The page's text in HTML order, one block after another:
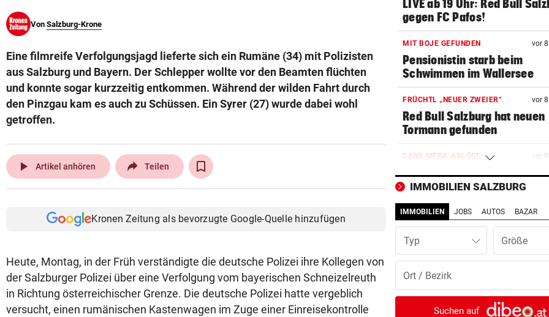
© Krone Multimedia GmbH & Co KG 2026
Von Salzburg-Krone
Eine filmreife Verfolgungsjagd lieferte sich ein Rumäne (34) mit Polizisten
aus Salzburg und Bayern. Der Schlepper wollte vor den Beamten flüchten
und konnte sogar kurzzeitig entkommen. Während der wilden Fahrt durch
den Pinzgau kam es auch zu Schüssen. Ein Syrer (27) wurde dabei wohl
getroffen.
play_arrow Artikel anhören Teilen
Kronen Zeitung als bevorzugte Google-Quelle hinzufügen
Heute, Montag, in der Früh verständigte die deutsche Polizei ihre Kollegen von
der Salzburger Polizei über eine Verfolgung vom bayerischen Schneizelreuth
in Richtung österreichischer Grenze. Die deutsche Polizei hatte vergeblich
versucht, einen rumänischen Kastenwagen im Zuge einer Einreisekontrolle
LIVE ab 19 Uhr: Red Bull
gegen FC Pafos!
MIT BOJE GEFUNDEN vor
Pensionistin starb beim
Schwimmen im Wallersee
FRÜCHTL „NEUER ZWEIER“ vor
Red Bull Salzburg hat neuen
Tormann gefunden
DANK MEGA-ABLÖSE vor
Ex-Salzburg-Coach
Premier-League-Klub
ZYPERN-EXPERTE: vor 10
„Gute Ausgangslage ist für
Salzburg essenziell“
vor
Nach Muren dauern
bis zum Wochenende
IMMOBILIEN SALZBURG
IMMOBILIEN JOBS AUTOS BAZAR
Typ
Suchen auf